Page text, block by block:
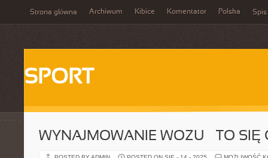
Strona główna Archiwum Kibice Komentator Polska Spis
SPORT
WYNAJMOWANIE WOZU – TO SIĘ